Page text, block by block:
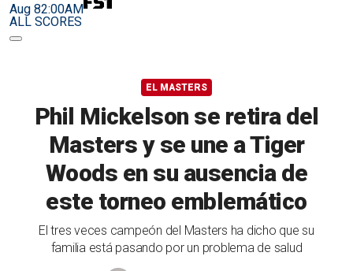
Aug 82:00AM
ALL SCORES
EL MASTERS
Phil Mickelson se retira del
Masters y se une a Tiger
Woods en su ausencia de
este torneo emblemático
El tres veces campeón del Masters ha dicho que su
familia está pasando por un problema de salud